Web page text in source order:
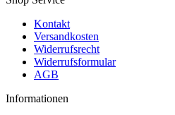
Kontakt
Versandkosten
Widerrufsrecht
Widerrufsformular
AGB
Informationen